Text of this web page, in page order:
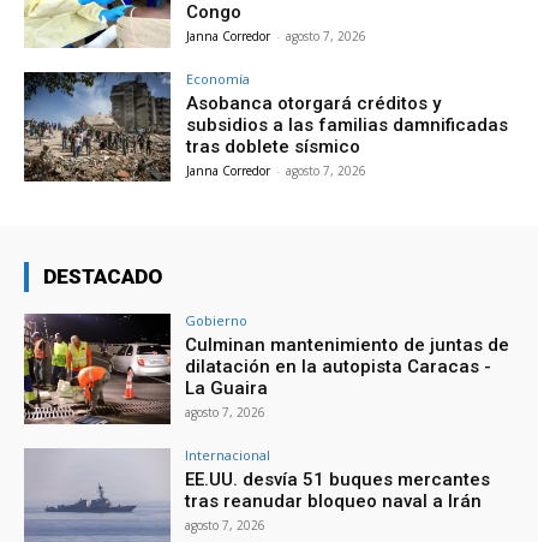
Congo
Janna Corredor - agosto 7, 2026
Economía
Asobanca otorgará créditos y
subsidios a las familias damnificadas
tras doblete sísmico
Janna Corredor - agosto 7, 2026
DESTACADO
Gobierno
Culminan mantenimiento de juntas de
dilatación en la autopista Caracas -
La Guaira
agosto 7, 2026
Internacional
EE.UU. desvía 51 buques mercantes
tras reanudar bloqueo naval a Irán
agosto 7, 2026